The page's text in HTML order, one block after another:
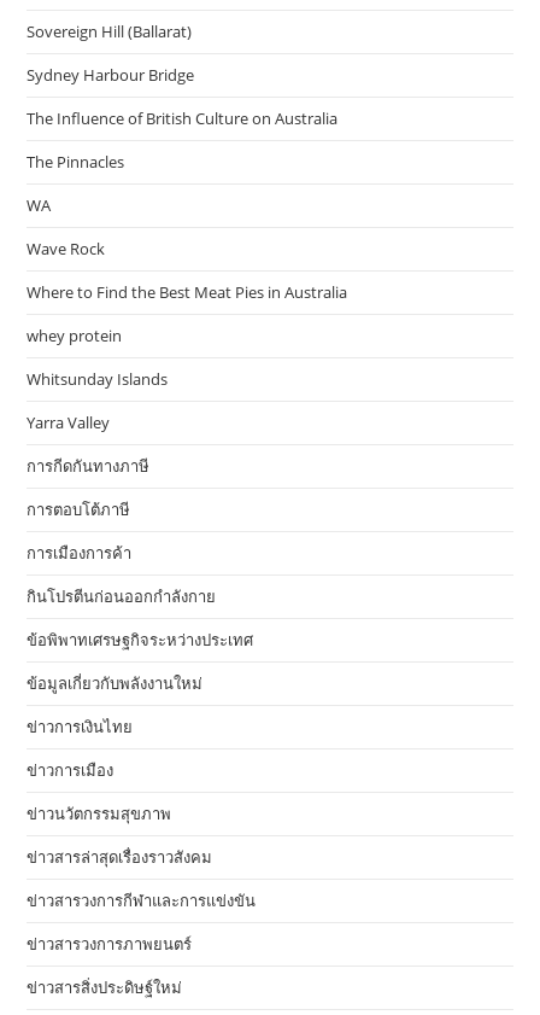
Sovereign Hill (Ballarat)
Sydney Harbour Bridge
The Influence of British Culture on Australia
The Pinnacles
WA
Wave Rock
Where to Find the Best Meat Pies in Australia
whey protein
Whitsunday Islands
Yarra Valley
การกีดกันทางภาษี
การตอบโต้ภาษี
การเมืองการค้า
กินโปรตีนก่อนออกกำลังกาย
ข้อพิพาทเศรษฐกิจระหว่างประเทศ
ข้อมูลเกี่ยวกับพลังงานใหม่
ข่าวการเงินไทย
ข่าวการเมือง
ข่าวนวัตกรรมสุขภาพ
ข่าวสารล่าสุดเรื่องราวสังคม
ข่าวสารวงการกีฬาและการแข่งขัน
ข่าวสารวงการภาพยนตร์
ข่าวสารสิ่งประดิษฐ์ใหม่